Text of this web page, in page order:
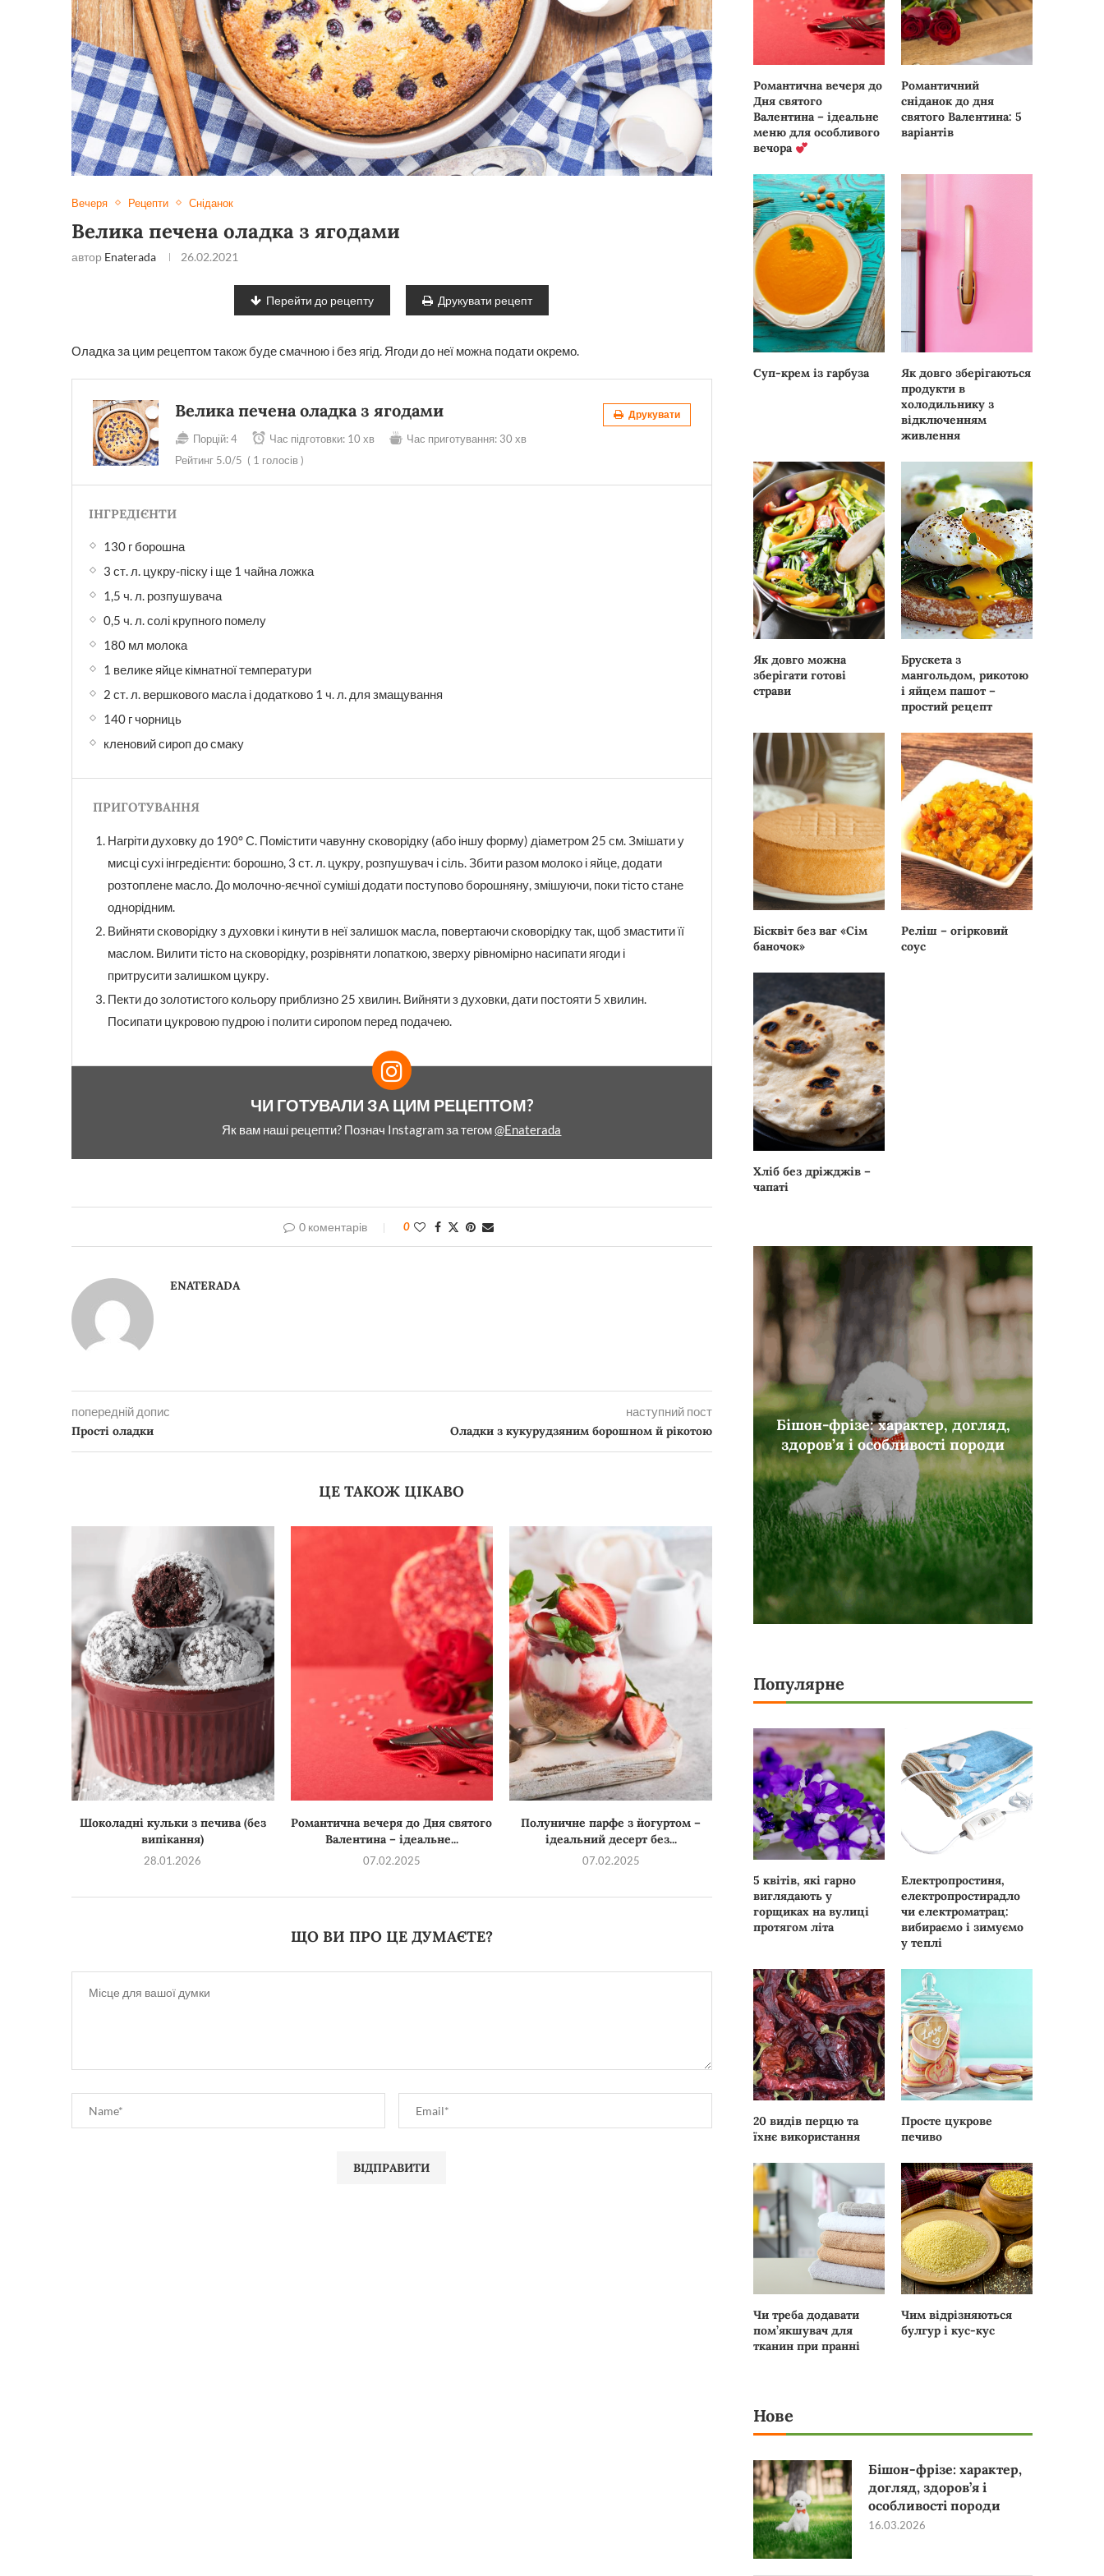
Вечеря Рецепти Сніданок
Велика печена оладка з ягодами
автор Enaterada 26.02.2021
Перейти до рецепту Друкувати рецепт
Оладка за цим рецептом також буде смачною і без ягід. Ягоди до неї можна подати окремо.
Велика печена оладка з ягодами Друкувати
Порцій:4 Час підготовки: 10 хв Час приготування: 30 хв
Рейтинг 5.0/5 ( 1 голосів )
ІНГРЕДІЄНТИ
130 г борошна
3 ст. л. цукру-піску і ще 1 чайна ложка
1,5 ч. л. розпушувача
0,5 ч. л. солі крупного помелу
180 мл молока
1 велике яйце кімнатної температури
2 ст. л. вершкового масла і додатково 1 ч. л. для змащування
140 г чорниць
кленовий сироп до смаку
ПРИГОТУВАННЯ
Нагріти духовку до 190° С. Помістити чавунну сковорідку (або іншу форму) діаметром 25 см. Змішати у
мисці сухі інгредієнти: борошно, 3 ст. л. цукру, розпушувач і сіль. Збити разом молоко і яйце, додати
розтоплене масло. До молочно-яєчної суміші додати поступово борошняну, змішуючи, поки тісто стане
однорідним.
Вийняти сковорідку з духовки і кинути в неї залишок масла, повертаючи сковорідку так, щоб змастити її
маслом. Вилити тісто на сковорідку, розрівняти лопаткою, зверху рівномірно насипати ягоди і
притрусити залишком цукру.
Пекти до золотистого кольору приблизно 25 хвилин. Вийняти з духовки, дати постояти 5 хвилин.
Посипати цукровою пудрою і полити сиропом перед подачею.
ЧИ ГОТУВАЛИ ЗА ЦИМ РЕЦЕПТОМ?
Як вам наші рецепти? Познач Instagram за тегом@Enaterada
0 коментарів 0
ENATERADA
попередній допис
Прості оладки
наступний пост
Оладки з кукурудзяним борошном й рікотою
ЦЕ ТАКОЖ ЦІКАВО
Шоколадні кульки з печива (без
випікання)
28.01.2026
Романтична вечеря до Дня святого
Валентина – ідеальне...
07.02.2025
Полуничне парфе з йогуртом –
ідеальний десерт без...
07.02.2025
ЩО ВИ ПРО ЦЕ ДУМАЄТЕ?
Романтична вечеря до
Дня святого
Валентина – ідеальне
меню для особливого
вечора
Романтичний
сніданок до дня
святого Валентина: 5
варіантів
Суп-крем із гарбуза
Як довго зберігаються
продукти в
холодильнику з
відключенням
живлення
Як довго можна
зберігати готові
страви
Брускета з
мангольдом, рикотою
і яйцем пашот –
простий рецепт
Бісквіт без ваг «Сім
баночок»
Реліш – огірковий
соус
Хліб без дріжджів –
чапаті
Бішон-фрізе: характер, догляд,
здоров’я і особливості породи
Популярне
5 квітів, які гарно
виглядають у
горщиках на вулиці
протягом літа
Електропростиня,
електропростирадло
чи електроматрац:
вибираємо і зимуємо
у теплі
20 видів перцю та
їхнє використання
Просте цукрове
печиво
Чи треба додавати
пом’якшувач для
тканин при пранні
Чим відрізняються
булгур і кус-кус
Нове
Бішон-фрізе: характер,
догляд, здоров’я і
особливості породи
16.03.2026